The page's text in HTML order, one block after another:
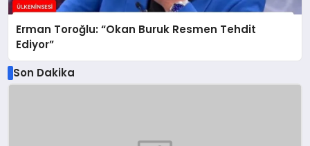
Erman Toroğlu: “Okan Buruk Resmen Tehdit
Ediyor”
Son Dakika